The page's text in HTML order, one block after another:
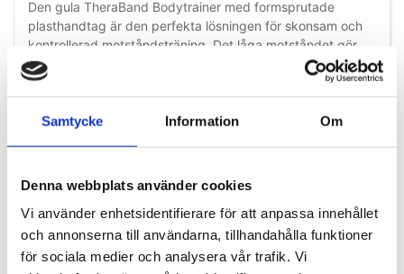
Samtycke Information Om
Denna webbplats använder cookies
Vi använder enhetsidentifierare för att anpassa innehållet
och annonserna till användarna, tillhandahålla funktioner
för sociala medier och analysera vår trafik. Vi
Den gula TheraBand Bodytrainer med formsprutade
plasthandtag är den perfekta lösningen för skonsam och
kontrollerad motståndsträning. Det låga motståndet gör
den idealisk för personer som är i början av sin
träningsperiod, under rehabilitering eller för äldre som vill
bibehålla muskelstyrka och rörlighet på ett säkert sätt.
Med sin ergonomiska design och hållbara latexrör ger
denna Bodytrainer ett jämnt motstånd genom hela
bekvämt och säkert grepp, vilket gör träningen behaglig –
även vid upprepade övningar.